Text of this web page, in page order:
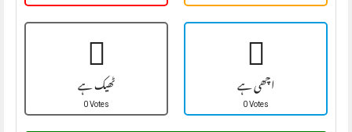
ٹھیک ہے
0 Votes اچھی ہے
0 Votes